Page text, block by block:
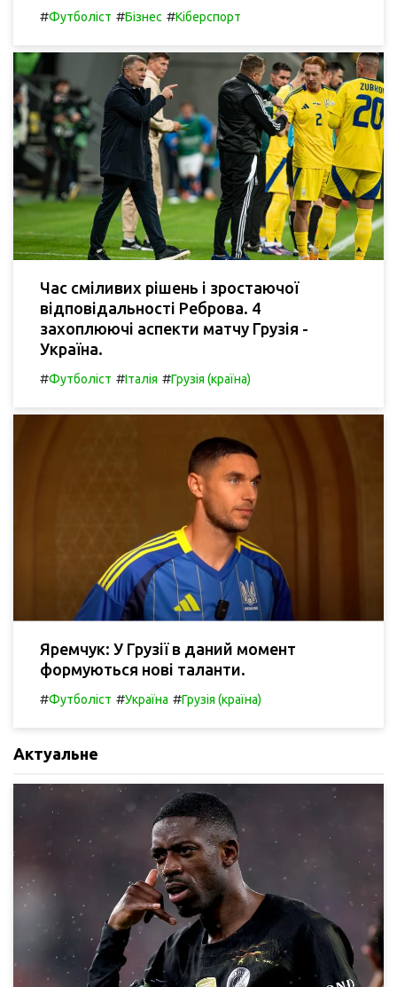
#Футболіст #Бізнес #Кіберспорт
Час сміливих рішень і зростаючої
відповідальності Реброва. 4
захоплюючі аспекти матчу Грузія -
Україна.
#Футболіст #Італія #Грузія (країна)
Яремчук: У Грузії в даний момент
формуються нові таланти.
#Футболіст #Україна #Грузія (країна)
Актуальне